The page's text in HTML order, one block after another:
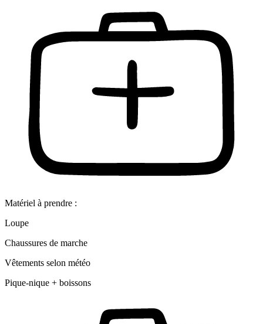
Matériel à prendre :
Loupe
Chaussures de marche
Vêtements selon météo
Pique-nique + boissons